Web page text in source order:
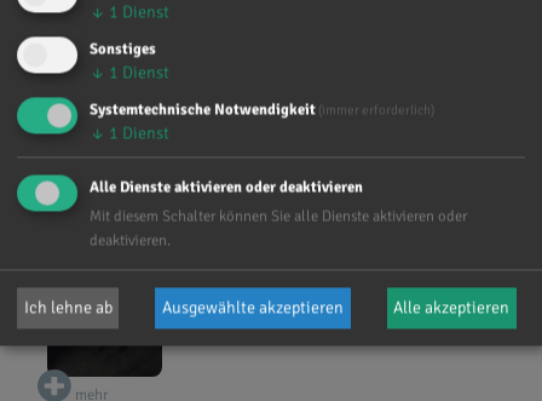
mehr
mehr
Shanti Hetz, MSc
mehr
↓ 1 Dienst
Sonstiges
↓ 1 Dienst
Systemtechnische Notwendigkeit (immer erforderlich)
↓ 1 Dienst
Alle Dienste aktivieren oder deaktivieren
Mit diesem Schalter können Sie alle Dienste aktivieren oder
deaktivieren.
Ich lehne ab Ausgewählte akzeptieren Alle akzeptieren